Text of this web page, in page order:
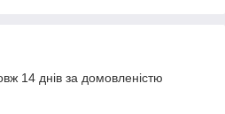
14 днів за домовленістю